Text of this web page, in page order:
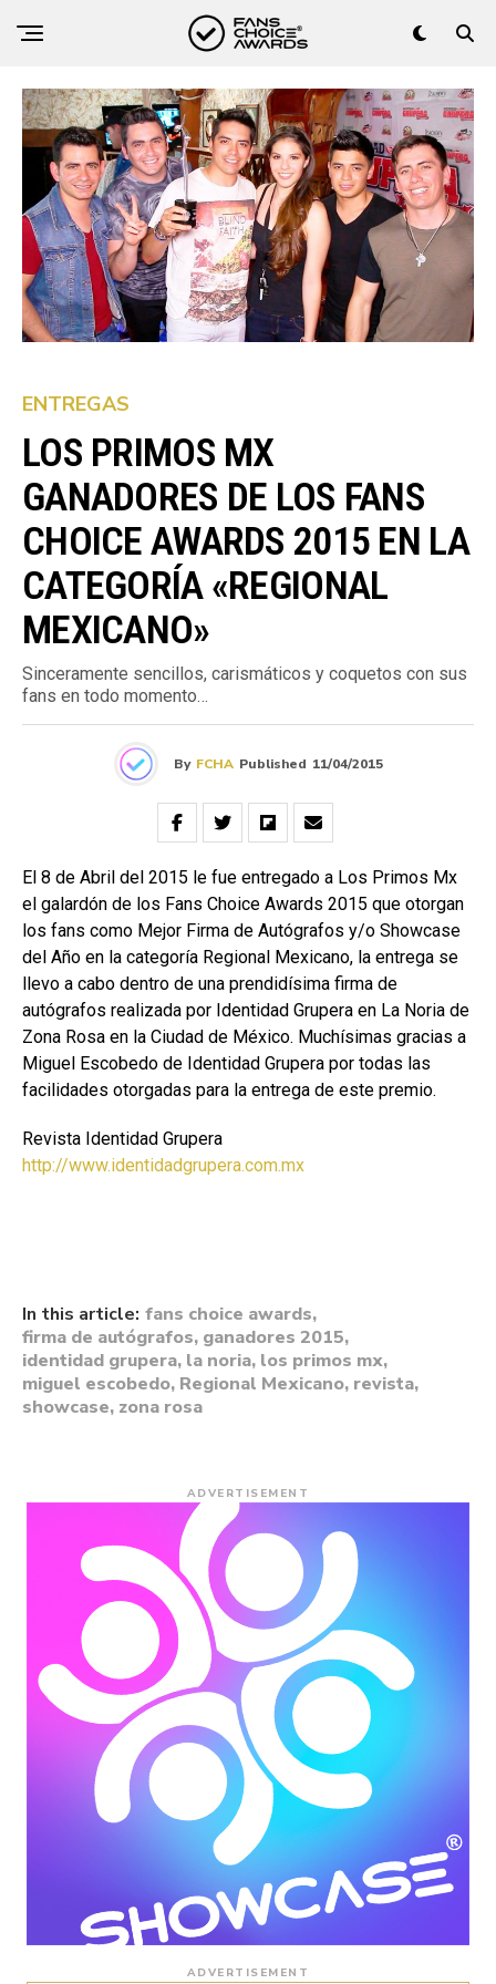
ENTREGAS
LOS PRIMOS MX
GANADORES DE LOS FANS
CHOICE AWARDS 2015 EN LA
CATEGORÍA «REGIONAL
MEXICANO»
Sinceramente sencillos, carismáticos y coquetos con sus
fans en todo momento…
By FCHA Published 11/04/2015
El 8 de Abril del 2015 le fue entregado a Los Primos Mx
el galardón de los Fans Choice Awards 2015 que otorgan
los fans como Mejor Firma de Autógrafos y/o Showcase
del Año en la categoría Regional Mexicano, la entrega se
llevo a cabo dentro de una prendidísima firma de
autógrafos realizada por Identidad Grupera en La Noria de
Zona Rosa en la Ciudad de México. Muchísimas gracias a
Miguel Escobedo de Identidad Grupera por todas las
facilidades otorgadas para la entrega de este premio.
Revista Identidad Grupera
http://www.identidadgrupera.com.mx
In this article: fans choice awards,
firma de autógrafos, ganadores 2015,
identidad grupera, la noria, los primos mx,
miguel escobedo, Regional Mexicano, revista,
showcase, zona rosa
ADVERTISEMENT
ADVERTISEMENT